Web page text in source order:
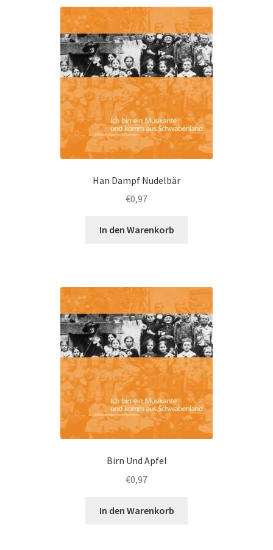
Han Dampf Nudelbär
€0,97
In den Warenkorb
Birn Und Apfel
€0,97
In den Warenkorb